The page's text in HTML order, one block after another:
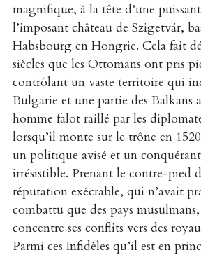
magnifique, à la tête d’une
l’imposant château de Szigetvár,
Habsbourg en Hongrie. Cela fait
siècles que les Ottomans ont pris
contrôlant un vaste territoire qui
Bulgarie et une partie des
homme falot raillé par les
lorsqu’il monte sur le trône en 1520
un politique avisé et un
irrésistible. Prenant le contre-pied
réputation exécrable, qui n’avait
combattu que des pays
concentre ses conflits vers des
Parmi ces Infidèles qu’il est en